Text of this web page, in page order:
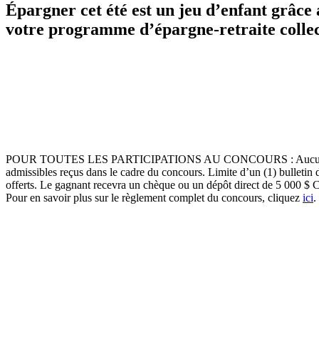
Épargner cet été est un jeu d’enfant
votre programme d’épargne-retraite
POUR TOUTES LES PARTICIPATIONS AU CONCOURS : Aucun
admissibles reçus dans le cadre du concours. Limite d’un (1)
offerts. Le gagnant recevra un chèque ou un dépôt direct de 5 000
Pour en savoir plus sur le règlement complet du concours, cliquez ici.